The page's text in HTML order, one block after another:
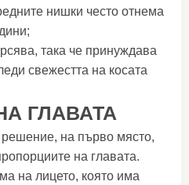
нишки често отнема
така че принуждава
свежестта на косата
ГЛАВАТА
на първо място,
на главата.
на лицето, която има